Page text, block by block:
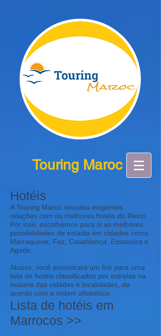
Touring Maroc
Hotéis
A Touring Maroc vinculou exigentes
relações com os melhores hotéis do Reino.
Por isso, escolhemos para si as melhores
possibilidades de estadia em cidades como
Marraquexe, Fez, Casablanca, Essaouira e
Agadir.
Abaixo, você encontrará um link para uma
lista de hotéis classificados por estrelas na
maioria das cidades e localidades, de
acordo com a ordem alfabética:
Lista de hotéis em
Marrocos >>